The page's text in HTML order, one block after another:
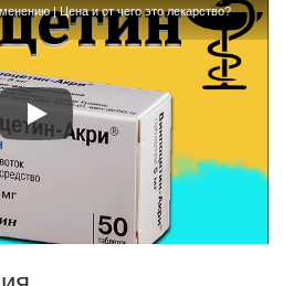
| Цена и от чего это лекарство?